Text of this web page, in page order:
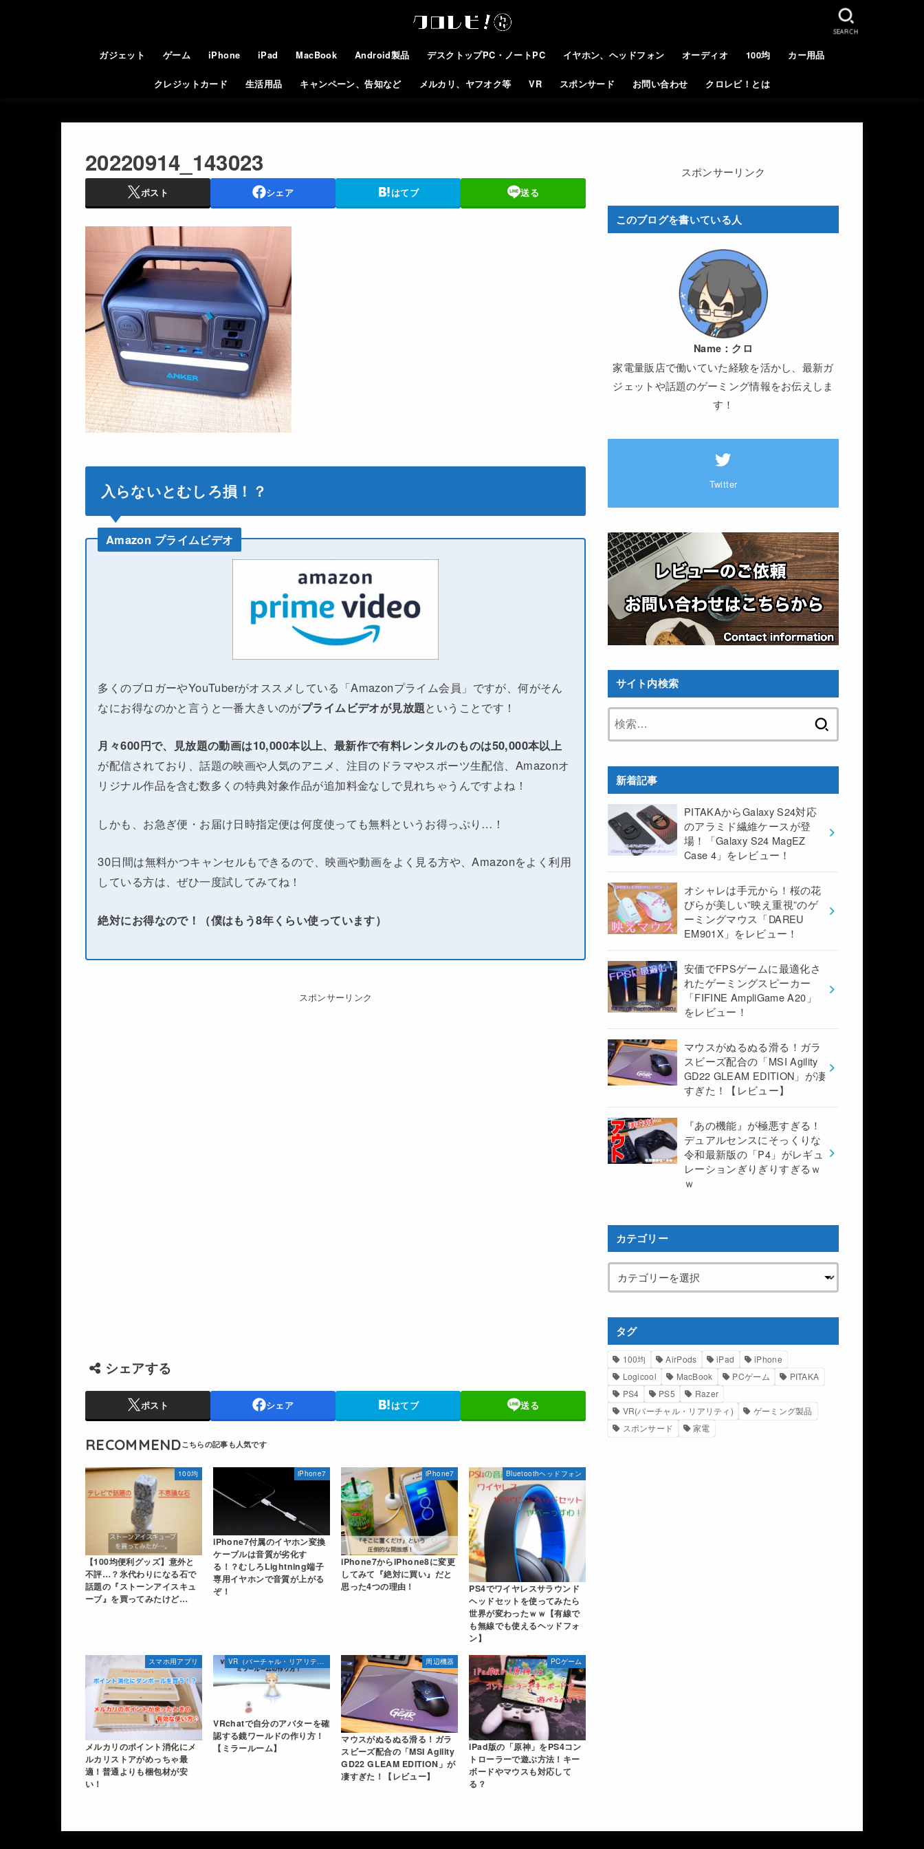
ガジェット ゲーム iPhone iPad MacBook Android製品 デスクトップPC・ノートPC イヤホン、ヘッドフォン オーディオ 100均 カー用品
クレジットカード 生活用品 キャンペーン、告知など メルカリ、ヤフオク等 VR スポンサード お問い合わせ クロレビ！とは
SEARCH
20220914_143023
ポスト シェア はてブ 送る
入らないとむしろ損！？
Amazon プライムビデオ
多くのブロガーやYouTuberがオススメしている「Amazonプライム会員」ですが、何がそん
なにお得なのかと言うと一番大きいのがプライムビデオが見放題ということです！
月々600円で、見放題の動画は10,000本以上、最新作で有料レンタルのものは50,000本以上
が配信されており、話題の映画や人気のアニメ、注目のドラマやスポーツ生配信、Amazonオ
リジナル作品を含む数多くの特典対象作品が追加料金なしで見れちゃうんですよね！
しかも、お急ぎ便・お届け日時指定便は何度使っても無料というお得っぷり…！
30日間は無料かつキャンセルもできるので、映画や動画をよく見る方や、Amazonをよく利用
している方は、ぜひ一度試してみてね！
絶対にお得なので！（僕はもう8年くらい使っています）
スポンサーリンク
シェアする
ポスト シェア はてブ 送る
RECOMMEND
100均
【100均便利グッズ】意外と
不評…？氷代わりになる石で
話題の『ストーンアイスキュ
ーブ』を買ってみたけど…
iPhone7
iPhone7付属のイヤホン変換
ケーブルは音質が劣化す
る！？むしろLightning端子
専用イヤホンで音質が上がる
ぞ！
iPhone7
iPhone7からiPhone8に変更
してみて『絶対に買い』だと
思った4つの理由！
Bluetoothヘッドフォン
PS4でワイヤレスサラウンド
ヘッドセットを使ってみたら
世界が変わったｗｗ【有線で
も無線でも使えるヘッドフォ
ン】
スマホ用アプリ
メルカリのポイント消化にメ
ルカリストアがめっちゃ最
適！普通よりも梱包材が安
い！
VR（バーチャル・リアリティ）
VRchatで自分のアバターを確
認する鏡ワールドの作り方！
【ミラールーム】
周辺機器
マウスがぬるぬる滑る！ガラ
スビーズ配合の「MSI Agility
GD22 GLEAM EDITION」が
凄すぎた！【レビュー】
PCゲーム
iPad版の「原神」をPS4コン
トローラーで遊ぶ方法！キー
ボードやマウスも対応して
る？
スポンサーリンク
このブログを書いている人
Name： クロ
家電量販店で働いていた経験を活かし、最新ガ
ジェットや話題のゲーミング情報をお伝えしま
す！
Twitter
サイト内検索
新着記事
PITAKAからGalaxy S24対応
のアラミド繊維ケースが登
場！「Galaxy S24 MagEZ
Case 4」をレビュー！
オシャレは手元から！桜の花
びらが美しい”映え重視”のゲ
ーミングマウス「DAREU
EM901X」をレビュー！
安価でFPSゲームに最適化さ
れたゲーミングスピーカー
「FIFINE AmpliGame A20」
をレビュー！
マウスがぬるぬる滑る！ガラ
スビーズ配合の「MSI Agility
GD22 GLEAM EDITION」が凄
すぎた！【レビュー】
『あの機能』が極悪すぎる！
デュアルセンスにそっくりな
令和最新版の「P4」がレギュ
レーションぎりぎりすぎるｗ
ｗ
カテゴリー
タグ
100均 AirPods iPad
iPhone
Logicool
MacBook PCゲーム
PITAKA
PS4
PS5
Razer
VR(バーチャル・リアリティ)
ゲーミング製品
スポンサード
家電